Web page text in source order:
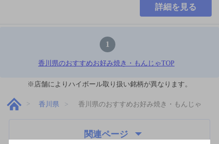
詳細を見る
1
香川県のおすすめお好み焼き・もんじゃTOP
※店舗によりハイボール取り扱い銘柄が異なります。
香川県 香川県のおすすめお好み焼き・もんじゃ
関連ページ